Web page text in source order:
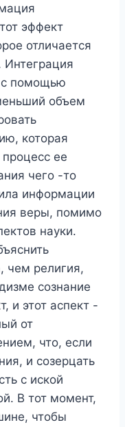
эффект
отличается
Интеграция
с помощью
объем
которая
ее
чего -то
информации
веры, помимо
науки.
чем религия,
сознание
и этот аспект -
от
что, если
и созерцать
с иской
В тот момент,
чтобы